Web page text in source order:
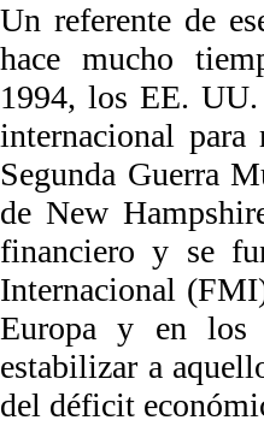
Un referente de
hace mucho
1994, los EE.
internacional
Segunda Guerra
de New
financiero y se
Internacional
Europa y en los
estabilizar a
del déficit